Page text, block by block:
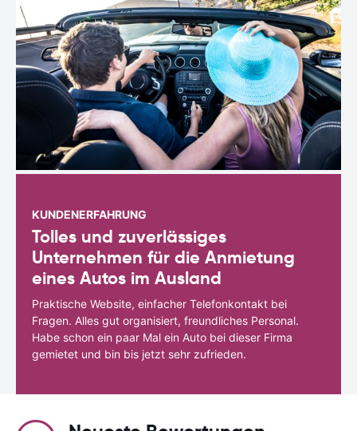
KUNDENERFAHRUNG
Tolles und zuverlässiges
Unternehmen für die Anmietung
eines Autos im Ausland
Praktische Website, einfacher Telefonkontakt bei
Fragen. Alles gut organisiert, freundliches Personal.
Habe schon ein paar Mal ein Auto bei dieser Firma
gemietet und bin bis jetzt sehr zufrieden.